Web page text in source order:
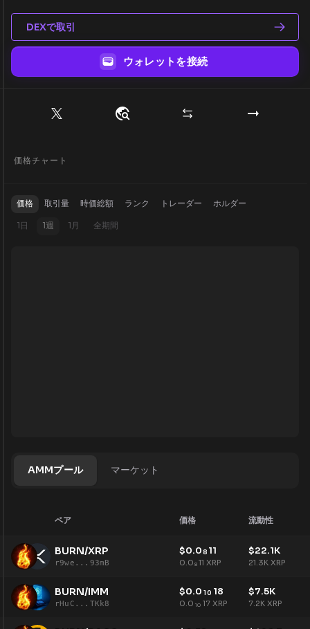
DEXで取引
ウォレットを接続
価格チャート
価格 取引量 時価総額 ランク トレーダー ホルダー
1日 1週 1月 全期間
AMMプール マーケット
ペア 価格 流動性
BURN/XRP
r9we...93mB
$0.08 11
0.0 8 11 XRP
$22.1K
21.3K XRP
BURN/IMM
rHuC...TKk8
$0.0 10 18
0.0 10 17 XRP
$7.5K
7.2K XRP